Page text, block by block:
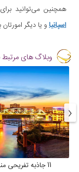
همچنین می‌توانید
اسپانیاو یا دیگر
وبلاگ های مرتبط
11 جاذبه تفریحی منحصربفردی که در اسپانیا تجربه خواهید کرد
‹